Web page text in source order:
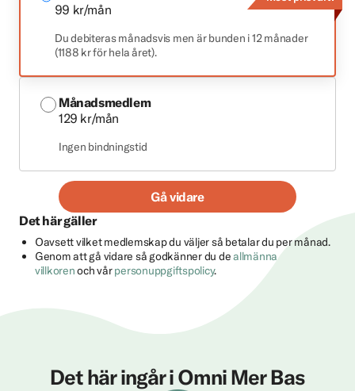
99 kr/mån
Du debiteras månadsvis men är bunden i 12 månader
(1188 kr för hela året).
Månadsmedlem
129 kr/mån
Ingen bindningstid
Gå vidare
Det här gäller
Oavsett vilket medlemskap du väljer så betalar du per månad.
Genom att gå vidare så godkänner du deallmänna
villkorenoch vårpersonuppgiftspolicy.
Det här ingår i Omni Mer Bas